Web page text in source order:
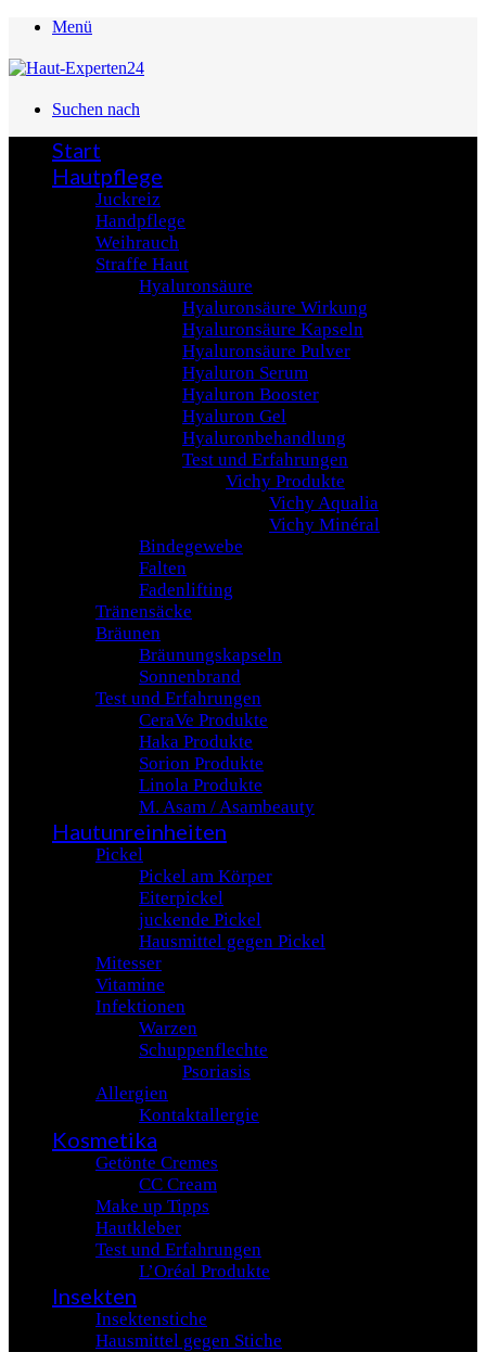
Menü
Suchen nach
Start
Hautpflege
Juckreiz
Handpflege
Weihrauch
Straffe Haut
Hyaluronsäure
Hyaluronsäure Wirkung
Hyaluronsäure Kapseln
Hyaluronsäure Pulver
Hyaluron Serum
Hyaluron Booster
Hyaluron Gel
Hyaluronbehandlung
Test und Erfahrungen
Vichy Produkte
Vichy Aqualia
Vichy Minéral
Bindegewebe
Falten
Fadenlifting
Tränensäcke
Bräunen
Bräunungskapseln
Sonnenbrand
Test und Erfahrungen
CeraVe Produkte
Haka Produkte
Sorion Produkte
Linola Produkte
M. Asam / Asambeauty
Hautunreinheiten
Pickel
Pickel am Körper
Eiterpickel
juckende Pickel
Hausmittel gegen Pickel
Mitesser
Vitamine
Infektionen
Warzen
Schuppenflechte
Psoriasis
Allergien
Kontaktallergie
Kosmetika
Getönte Cremes
CC Cream
Make up Tipps
Hautkleber
Test und Erfahrungen
L’Oréal Produkte
Insekten
Insektenstiche
Hausmittel gegen Stiche